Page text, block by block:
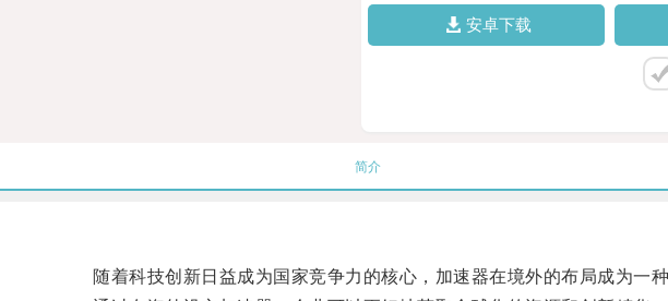
安卓下载
简介
随着科技创新日益成为国家竞争力的核心，加速器在境外的布局成为一种